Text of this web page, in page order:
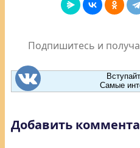
Подпишитесь и
Самые
Добавить